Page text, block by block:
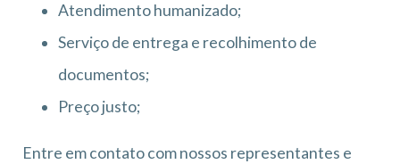
Atendimento humanizado;
Serviço de entrega e recolhimento de
documentos;
Preço justo;
Entre em contato com nossos representantes e